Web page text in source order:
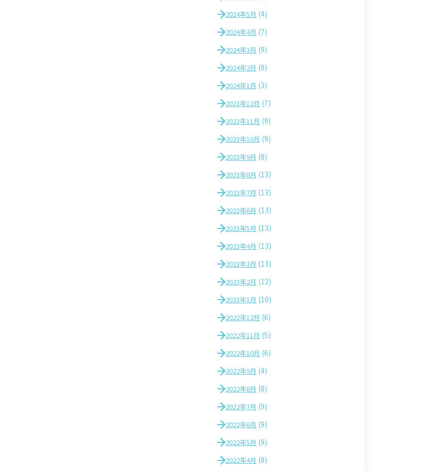
2024年5月 (4)
2024年4月 (7)
2024年3月 (9)
2024年2月 (9)
2024年1月 (3)
2023年12月 (7)
2023年11月 (9)
2023年10月 (9)
2023年9月 (8)
2023年8月 (13)
2023年7月 (13)
2023年6月 (13)
2023年5月 (13)
2023年4月 (13)
2023年3月 (13)
2023年2月 (12)
2023年1月 (10)
2022年12月 (6)
2022年11月 (5)
2022年10月 (6)
2022年9月 (4)
2022年8月 (8)
2022年7月 (9)
2022年6月 (9)
2022年5月 (9)
2022年4月 (8)